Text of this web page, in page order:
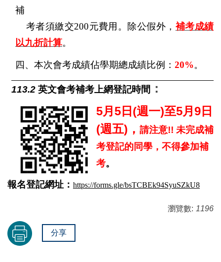
補
考者須繳交200元費用。除公假外， 補考成績
以九折計算。
四、本次會考成績佔學期總成績比例： 20%。
113.2 英文會考補考上網登記時間 ：
5月 5 日 (週一)至5月 9 日
(週五) ， 請注意!! 未完成補
考登記的同學，不得參加補
考。
報名登記網址： https://forms.gle/bsTCBEk94SyuSZkU8
瀏覽數: 1196
分享